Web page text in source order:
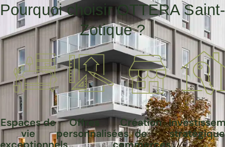
Pourquoi choisir OTTERA Saint-
Zotique ?
Espaces de
vie
exceptionnels
Offres
personnalisées
Création
de
commerces
stratégique